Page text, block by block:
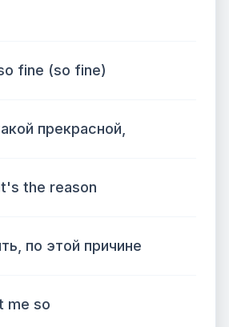
fine (so fine)
прекрасной,
the reason
по этой причине
me so